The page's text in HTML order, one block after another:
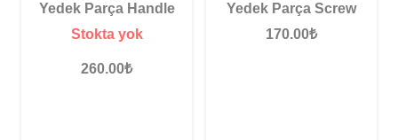
Yedek Parça Handle
Stokta yok
260.00₺
Yedek Parça Screw
170.00₺